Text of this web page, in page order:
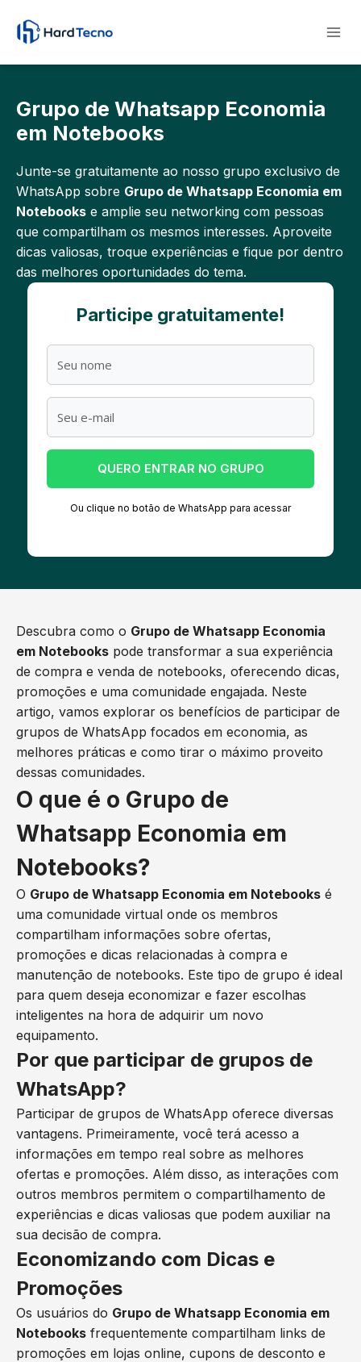
para
Conteúdo
Grupo de Whatsapp Economia
em Notebooks
Junte-se gratuitamente ao nosso grupo exclusivo de
WhatsApp sobre Grupo de Whatsapp Economia em
Notebooks e amplie seu networking com pessoas
que compartilham os mesmos interesses. Aproveite
dicas valiosas, troque experiências e fique por dentro
das melhores oportunidades do tema.
Participe gratuitamente!
QUERO ENTRAR NO GRUPO
Ou clique no botão de WhatsApp para acessar
Descubra como o Grupo de Whatsapp Economia
em Notebooks pode transformar a sua experiência
de compra e venda de notebooks, oferecendo dicas,
promoções e uma comunidade engajada. Neste
artigo, vamos explorar os benefícios de participar de
grupos de WhatsApp focados em economia, as
melhores práticas e como tirar o máximo proveito
dessas comunidades.
O que é o Grupo de
Whatsapp Economia em
Notebooks?
O Grupo de Whatsapp Economia em Notebooks é
uma comunidade virtual onde os membros
compartilham informações sobre ofertas,
promoções e dicas relacionadas à compra e
manutenção de notebooks. Este tipo de grupo é ideal
para quem deseja economizar e fazer escolhas
inteligentes na hora de adquirir um novo
equipamento.
Por que participar de grupos de
WhatsApp?
Participar de grupos de WhatsApp oferece diversas
vantagens. Primeiramente, você terá acesso a
informações em tempo real sobre as melhores
ofertas e promoções. Além disso, as interações com
outros membros permitem o compartilhamento de
experiências e dicas valiosas que podem auxiliar na
sua decisão de compra.
Economizando com Dicas e
Promoções
Os usuários do Grupo de Whatsapp Economia em
Notebooks frequentemente compartilham links de
promoções em lojas online, cupons de desconto e